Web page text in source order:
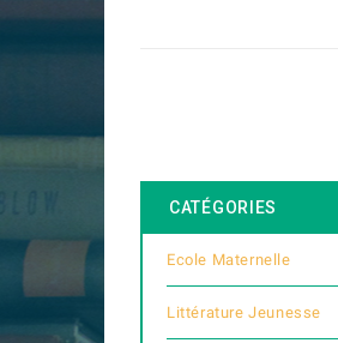
CATÉGORIES
Ecole Maternelle
Littérature Jeunesse